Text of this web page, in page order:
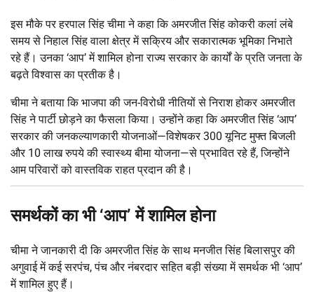
इस मौके पर हरपाल सिंह चीमा ने कहा कि अमरजीत सिंह कोकरी कलां लंबे
समय से निहाल सिंह वाला क्षेत्र में सक्रिय और सकारात्मक भूमिका निभाते
रहे हैं। उनका ‘आप’ में शामिल होना राज्य सरकार के कार्यों के प्रति जनता के
बढ़ते विश्वास का प्रतीक है।
चीमा ने बताया कि भाजपा की जन-विरोधी नीतियों से निराश होकर अमरजीत
सिंह ने पार्टी छोड़ने का फैसला किया। उन्होंने कहा कि अमरजीत सिंह ‘आप’
सरकार की जनकल्याणकारी योजनाओं—विशेषकर 300 यूनिट मुफ्त बिजली
और 10 लाख रुपये की स्वास्थ्य बीमा योजना—से प्रभावित रहे हैं, जिन्होंने
आम परिवारों को वास्तविक राहत प्रदान की है।
समर्थकों का भी ‘आप’ में शामिल होना
चीमा ने जानकारी दी कि अमरजीत सिंह के साथ मनजीत सिंह बिलासपुर की
अगुवाई में कई सरपंच, पंच और नंबरदार सहित बड़ी संख्या में समर्थक भी ‘आप’
में शामिल हुए हैं।